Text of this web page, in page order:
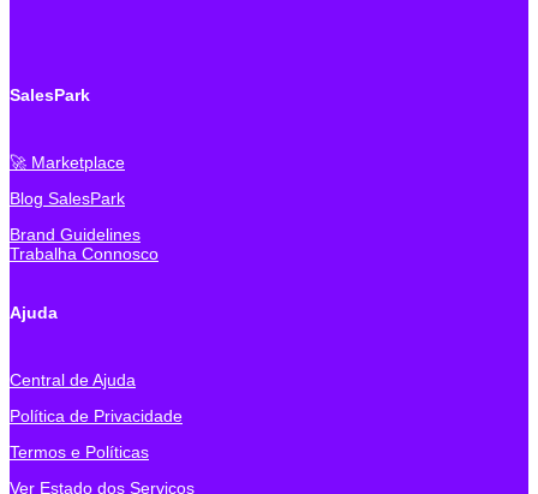
SalesPark
🚀 Marketplace
Blog SalesPark
Brand Guidelines
Trabalha Connosco
Ajuda
Central de Ajuda
Política de Privacidade
Termos e Políticas
Ver Estado dos Serviços